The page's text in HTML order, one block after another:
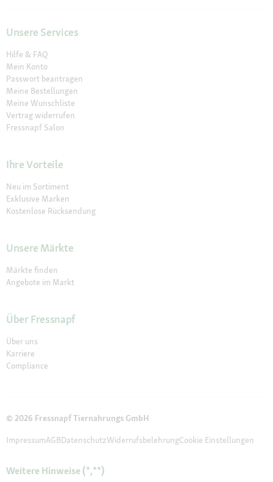
Unsere Services
Hilfe & FAQ
Mein Konto
Passwort beantragen
Meine Bestellungen
Meine Wunschliste
Vertrag widerrufen
Fressnapf Salon
Ihre Vorteile
Neu im Sortiment
Exklusive Marken
Kostenlose Rücksendung
Unsere Märkte
Märkte finden
Angebote im Markt
Über Fressnapf
Über uns
Karriere
Compliance
© 2026 Fressnapf Tiernahrungs GmbH
ImpressumAGBDatenschutzWiderrufsbelehrungCookie Einstellungen
Weitere Hinweise (*,**)